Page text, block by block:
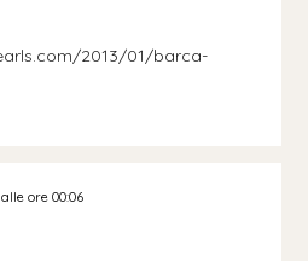
2013/01/barca-
ore 00:06